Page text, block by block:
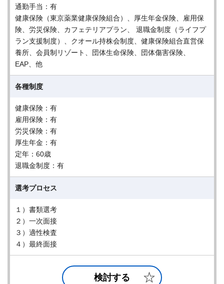
通勤手当：有
健康保険（東京薬業健康保険組合）、厚生年金保険、雇用保
険、労災保険、カフェテリアプラン、 退職金制度（ライフプ
ラン支援制度）、クオール持株会制度、健康保険組合直営保
養所、会員制リゾート、団体生命保険、団体傷害保険、
EAP、他
各種制度
健康保険：有
雇用保険：有
労災保険：有
厚生年金：有
定年：60歳
退職金制度：有
選考プロセス
１）書類選考
２）一次面接
３）適性検査
４）最終面接
検討する